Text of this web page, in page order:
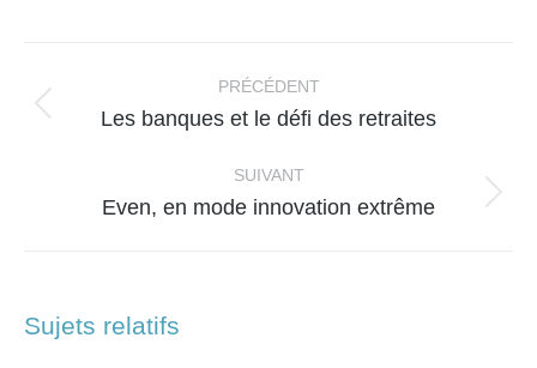
article
PRÉCÉDENT
Article
:
Les banques et le défi des retraites
SUIVANT
Article
Even, en mode innovation extrême
Sujets relatifs